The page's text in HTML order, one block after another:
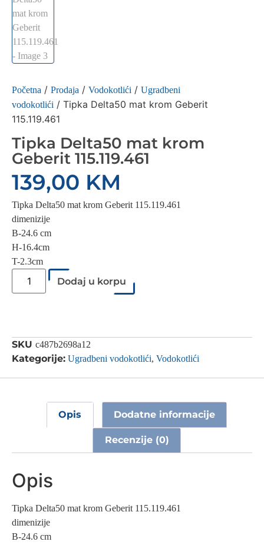
Početna / Prodaja / Vodokotlići / Ugradbeni
vodokotlići / Tipka Delta50 mat krom Geberit
115.119.461
Tipka Delta50 mat krom
Geberit 115.119.461
139,00 KM
Tipka Delta50 mat krom Geberit 115.119.461
dimenizije
B-24.6 cm
H-16.4cm
T-2.3cm
Dodaj u korpu
SKU c487b2698a12
Kategorije: Ugradbeni vodokotlići, Vodokotlići
Opis Dodatne informacije
Recenzije (0)
Opis
Tipka Delta50 mat krom Geberit 115.119.461
dimenizije
B-24.6 cm